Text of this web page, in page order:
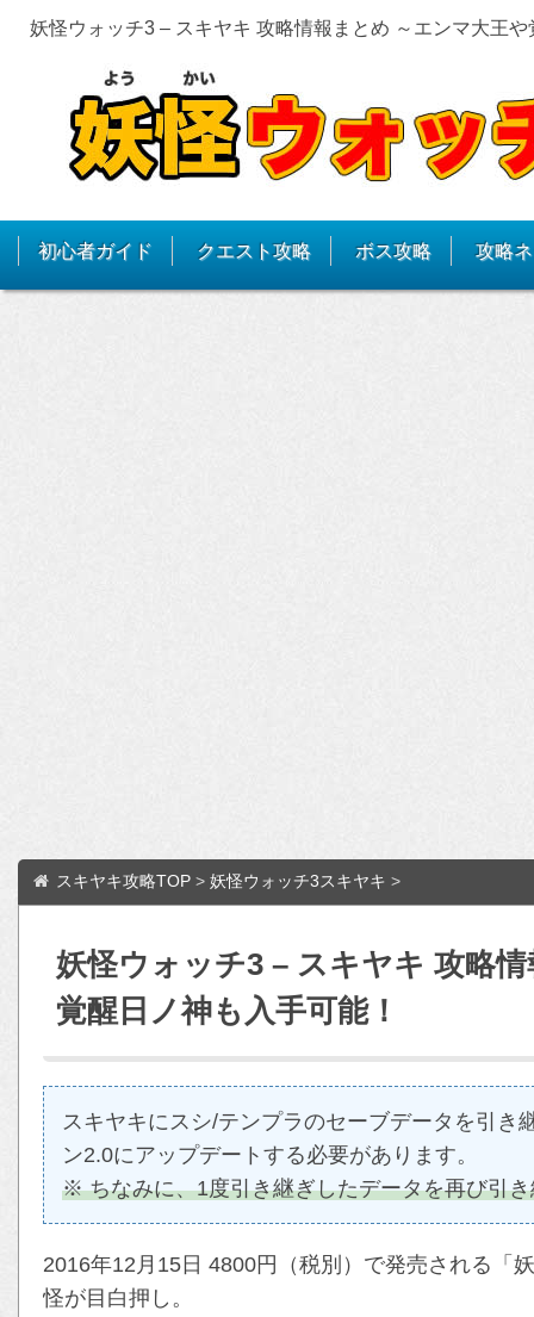
妖怪ウォッチ3 – スキヤキ 攻略情報まとめ ～エンマ大王
初心者ガイド クエスト攻略 ボス攻略 攻略
スキヤキ攻略TOP > 妖怪ウォッチ3スキヤキ >
妖怪ウォッチ3 – スキヤキ 攻略
覚醒日ノ神も入手可能！
スキヤキにスシ/テンプラのセーブデータを引き
ン2.0にアップデートする必要があります。
※ ちなみに、1度引き継ぎしたデータを再び引
2016年12月15日 4800円（税別）で発売される「
怪が目白押し。